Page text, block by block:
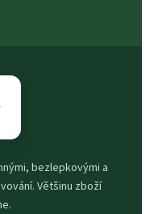
bezlepkovými a
Většinu zboží